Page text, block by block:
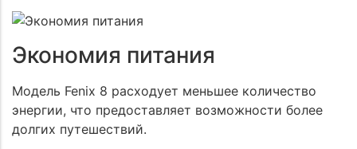
Экономия питания
Модель Fenix 8 расходует меньшее количество
энергии, что предоставляет возможности более
долгих путешествий.